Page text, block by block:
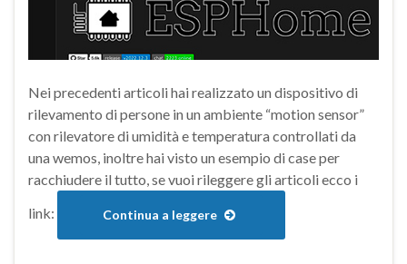
Nei precedenti articoli hai realizzato un dispositivo di
rilevamento di persone in un ambiente “motion sensor”
con rilevatore di umidità e temperatura controllati da
una wemos, inoltre hai visto un esempio di case per
racchiudere il tutto, se vuoi rileggere gli articoli ecco i
link:
Continua a leggere